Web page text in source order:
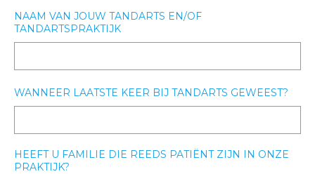
NAAM VAN JOUW TANDARTS EN/OF
TANDARTSPRAKTIJK
WANNEER LAATSTE KEER BIJ TANDARTS GEWEEST?
HEEFT U FAMILIE DIE REEDS PATIËNT ZIJN IN ONZE
PRAKTIJK?